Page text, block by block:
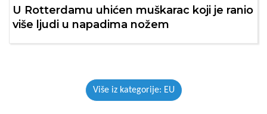
U Rotterdamu uhićen muškarac koji je ranio
više ljudi u napadima nožem
Više iz kategorije: EU